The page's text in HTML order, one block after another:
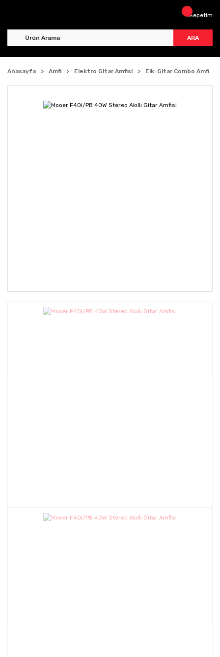
ARA
Sepetim
Anasayfa Amfi Elektro Gitar Amfisi Elk. Gitar Combo Amfi